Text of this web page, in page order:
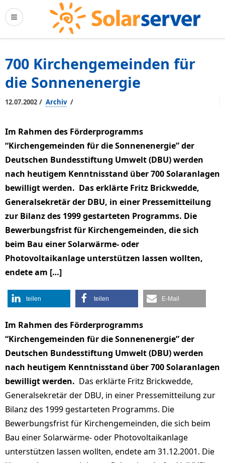
700 Kirchengemeinden für
die Sonnenenergie
12.07.2002 / Archiv /
Im Rahmen des Förderprogramms
“Kirchengemeinden für die Sonnenenergie” der
Deutschen Bundesstiftung Umwelt (DBU) werden
nach heutigem Kenntnisstand über 700 Solaranlagen
bewilligt werden. Das erklärte Fritz Brickwedde,
Generalsekretär der DBU, in einer Pressemitteilung
zur Bilanz des 1999 gestarteten Programms. Die
Bewerbungsfrist für Kirchengemeinden, die sich
beim Bau einer Solarwärme- oder
Photovoltaikanlage unterstützen lassen wollten,
endete am […]
teilen teilen E-Mail
Im Rahmen des Förderprogramms
“Kirchengemeinden für die Sonnenenergie” der
Deutschen Bundesstiftung Umwelt (DBU) werden
nach heutigem Kenntnisstand über 700 Solaranlagen
bewilligt werden. Das erklärte Fritz Brickwedde,
Generalsekretär der DBU, in einer Pressemitteilung zur
Bilanz des 1999 gestarteten Programms. Die
Bewerbungsfrist für Kirchengemeinden, die sich beim
Bau einer Solarwärme- oder Photovoltaikanlage
unterstützen lassen wollten, endete am 31.12.2001. Die